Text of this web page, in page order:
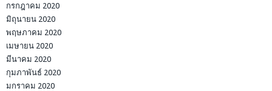
กรกฎาคม 2020
มิถุนายน 2020
พฤษภาคม 2020
เมษายน 2020
มีนาคม 2020
กุมภาพันธ์ 2020
มกราคม 2020